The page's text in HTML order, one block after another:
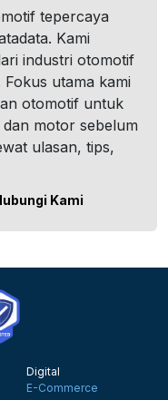
tepercaya
Kami
industri otomotif
utama kami
otomotif untuk
motor sebelum
ulasan, tips,
Kami
Digital
E-Commerce